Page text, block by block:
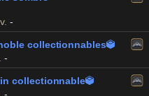
-
collectionnables
-
collectionnable